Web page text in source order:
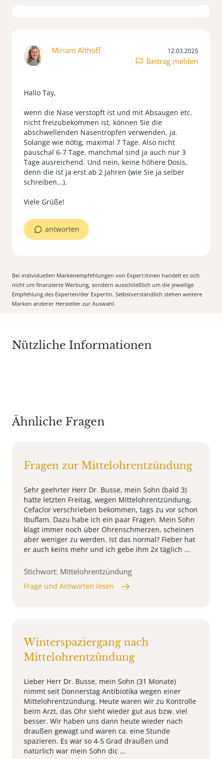
Miriam Althoff 12.03.2025
Beitrag melden
Hallo Tay,
wenn die Nase verstopft ist und mit Absaugen etc.
nicht freizubekommen ist, können Sie die
abschwellenden Nasentropfen verwenden, ja.
Solange wie nötig, maximal 7 Tage. Also nicht
pauschal 6-7 Tage, manchmal sind ja auch nur 3
Tage ausreichend. Und nein, keine höhere Dosis,
denn die ist ja erst ab 2 Jahren (wie Sie ja selber
schreiben...).
antworten
Bei individuellen Markenempfehlungen von Expert:Innen handelt es sich
nicht um finanzierte Werbung, sondern ausschließlich um die jeweilige
Empfehlung des Experten/der Expertin. Selbstverständlich stehen weitere
Marken anderer Hersteller zur Auswahl.
Nützliche Informationen
Ähnliche Fragen
Fragen zur Mittelohrentzündung
Sehr geehrter Herr Dr. Busse, mein Sohn (bald 3)
hatte letzten Freitag, wegen Mittelohrentzündung,
Cefaclor verschrieben bekommen, tags zu vor schon
Ibuflam. Dazu habe ich ein paar Fragen. Mein Sohn
klagt immer noch über Ohrenschmerzen, scheinen
aber weniger zu werden. Ist das normal? Fieber hat
er auch keins mehr und ich gebe ihm 2x täglich ...
Stichwort: Mittelohrentzündung
Frage und Antworten lesen
Winterspaziergang nach
Mittelohrentzündung
Lieber Herr Dr. Busse, mein Sohn (31 Monate)
nimmt seit Donnerstag Antibiotika wegen einer
Mittelohrentzündung. Heute waren wir zu Kontrolle
beim Arzt, das Ohr sieht wieder gut aus bzw. viel
besser. Wir haben uns dann heute wieder nach
draußen gewagt und waren ca. eine Stunde
spazieren. Es war so 4-5 Grad draußen und
natürlich war mein Sohn dic ...